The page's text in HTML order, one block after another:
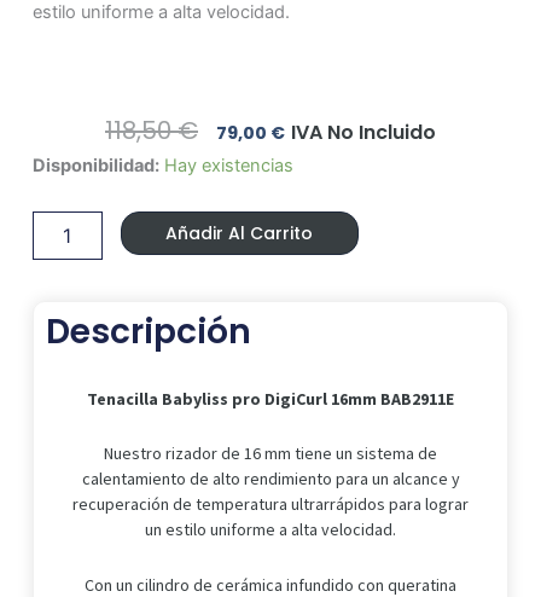
estilo uniforme a alta velocidad.
118,50€ El
Precio
Original
Era:
118,50 €.
79,00 €El
Precio
Actual
Es:
79,00 €.
IVA No Incluido
Disponibilidad: Hay existencias
Tenacilla
pro
DigiCurl
16mm
Añadir Al Carrito
Descripción
Tenacilla Babyliss pro DigiCurl 16mm BAB2911E
Nuestro rizador de 16 mm tiene un sistema de
calentamiento de alto rendimiento para un alcance y
recuperación de temperatura ultrarrápidos para lograr
un estilo uniforme a alta velocidad.
Con un cilindro de cerámica infundido con queratina